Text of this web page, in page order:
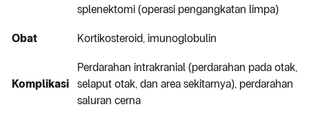
splenektomi (operasi pengangkatan limpa)
Obat Kortikosteroid, imunoglobulin
Komplikasi
Perdarahan intrakranial (perdarahan pada otak,
selaput otak, dan area sekitarnya), perdarahan
saluran cerna